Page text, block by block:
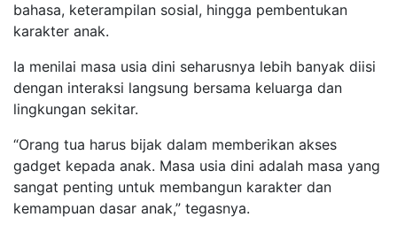
bahasa, keterampilan sosial, hingga pembentukan
karakter anak.
Ia menilai masa usia dini seharusnya lebih banyak diisi
dengan interaksi langsung bersama keluarga dan
lingkungan sekitar.
“Orang tua harus bijak dalam memberikan akses
gadget kepada anak. Masa usia dini adalah masa yang
sangat penting untuk membangun karakter dan
kemampuan dasar anak,” tegasnya.